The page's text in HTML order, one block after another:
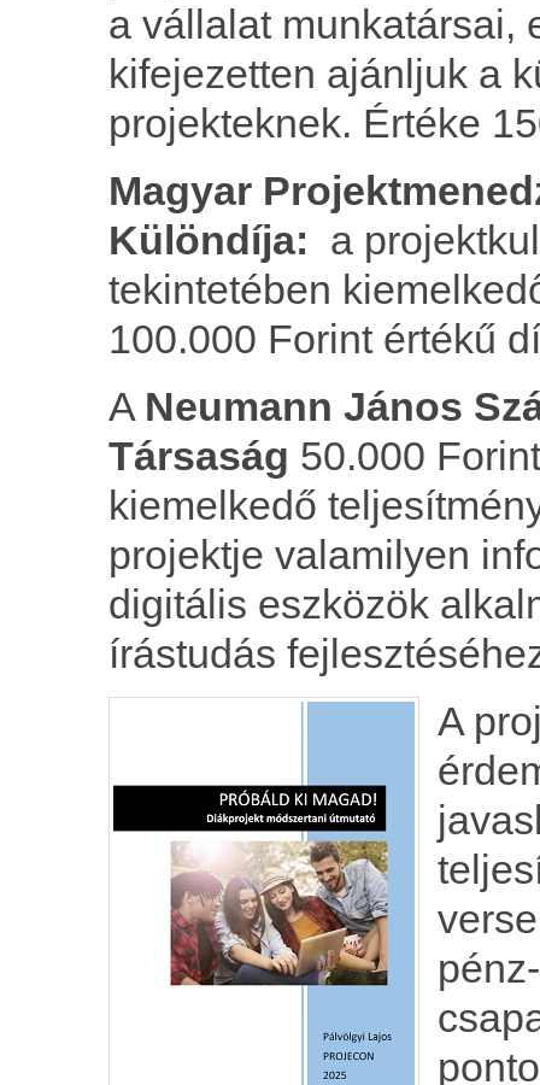
a vállalat munkatársai,
kifejezetten ajánljuk a
projekteknek. Értéke
Magyar
Különdíja: a
tekintetében
100.000 Forint értékű
A Neumann János
Társaság 50.000
kiemelkedő
projektje valamilyen
digitális eszközök
írástudás
A